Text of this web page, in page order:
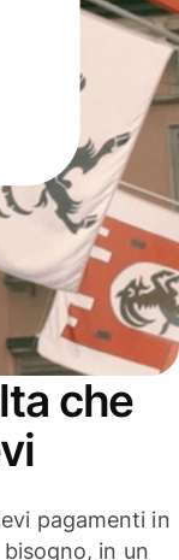
che
pagamenti in
in un